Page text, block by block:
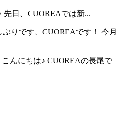
先日、CUOREAでは新...
ぶりです、CUOREAです！ 今月
こんにちは♪ CUOREAの長尾で